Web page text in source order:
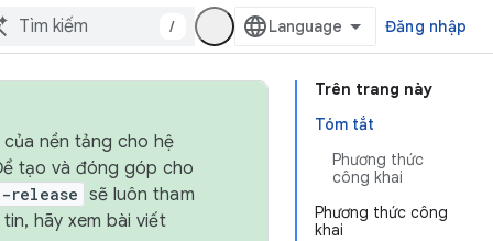
/ Đăng nhập
Trên trang này
Tóm tắt
Phương thức
công khai
Phương thức công
khai
nền tảng cho hệ
tạo và đóng góp cho
release sẽ luôn tham
hãy xem bài viết